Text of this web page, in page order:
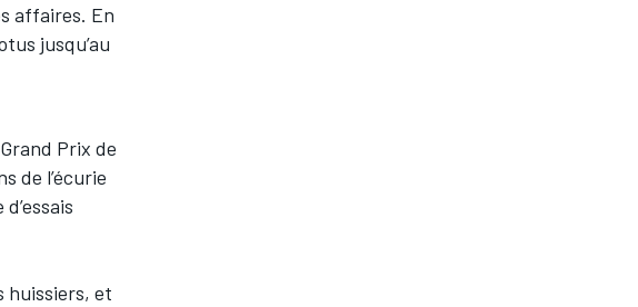
affaires. En
jusqu’au
Prix de
de l’écurie
huissiers, et